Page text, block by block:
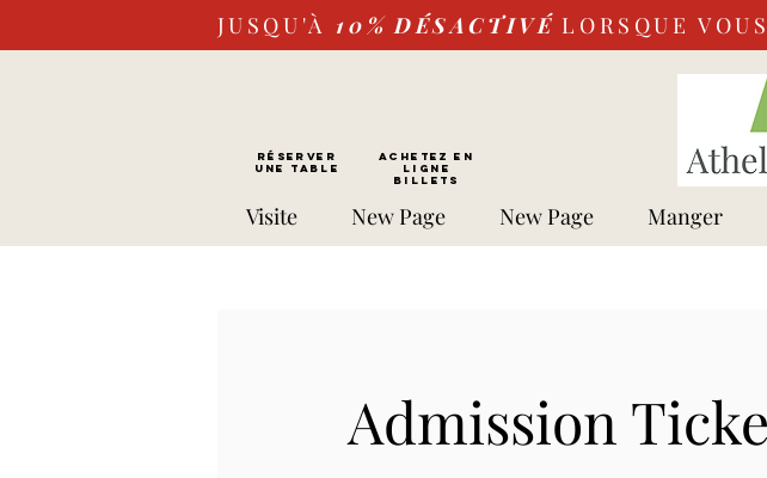
JUSQU'À 10% DÉSACTIVÉ LORSQUE
RÉSERVER
UNE TABLE
Achetez EN
LIGNE
Billets
Visite New Page New Page Manger
Admission